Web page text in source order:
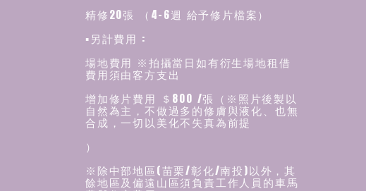
精修20張 （4-6週 給予修片檔案）
▪️另計費用 :
場地費用 ※拍攝當日如有衍生場地租借
費用須由客方支出
增加修片費用 ＄800 /張（※照片後製以
自然為主，不做過多的修膚與液化、也無
合成，一切以美化不失真為前提
）
※除中部地區(苗栗/彰化/南投)以外，其
餘地區及偏遠山區須負責工作人員的車馬